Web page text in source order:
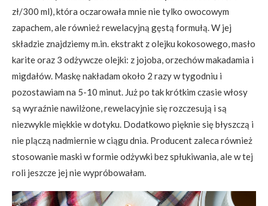
zł/300 ml), która oczarowała mnie nie tylko owocowym
zapachem, ale również rewelacyjną gęstą formułą. W jej
składzie znajdziemy m.in. ekstrakt z olejku kokosowego, masło
karite oraz 3 odżywcze olejki: z jojoba, orzechów makadamia i
migdałów. Maskę nakładam około 2 razy w tygodniu i
pozostawiam na 5-10 minut. Już po tak krótkim czasie włosy
są wyraźnie nawilżone, rewelacyjnie się rozczesują i są
niezwykle miękkie w dotyku. Dodatkowo pięknie się błyszczą i
nie plączą nadmiernie w ciągu dnia. Producent zaleca również
stosowanie maski w formie odżywki bez spłukiwania, ale w tej
roli jeszcze jej nie wypróbowałam.